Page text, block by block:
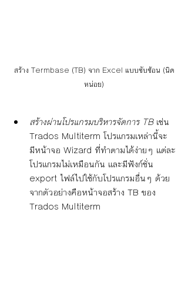
สร้าง Termbase (TB) จาก Excel แบบซับซ้อน (นิด
หน่อย)
สร้างผ่านโปรแกรมบริหารจัดการ TB เช่น
Trados Multiterm โปรแกรมเหล่านี้จะ
มีหน้าจอ Wizard ที่ทำตามได้ง่ายๆ แต่ละ
โปรแกรมไม่เหมือนกัน และมีฟังก์ชั่น
export ไฟล์ไปใช้กับโปรแกรมอื่นๆ ด้วย
จากตัวอย่างคือหน้าจอสร้าง TB ของ
Trados Multiterm